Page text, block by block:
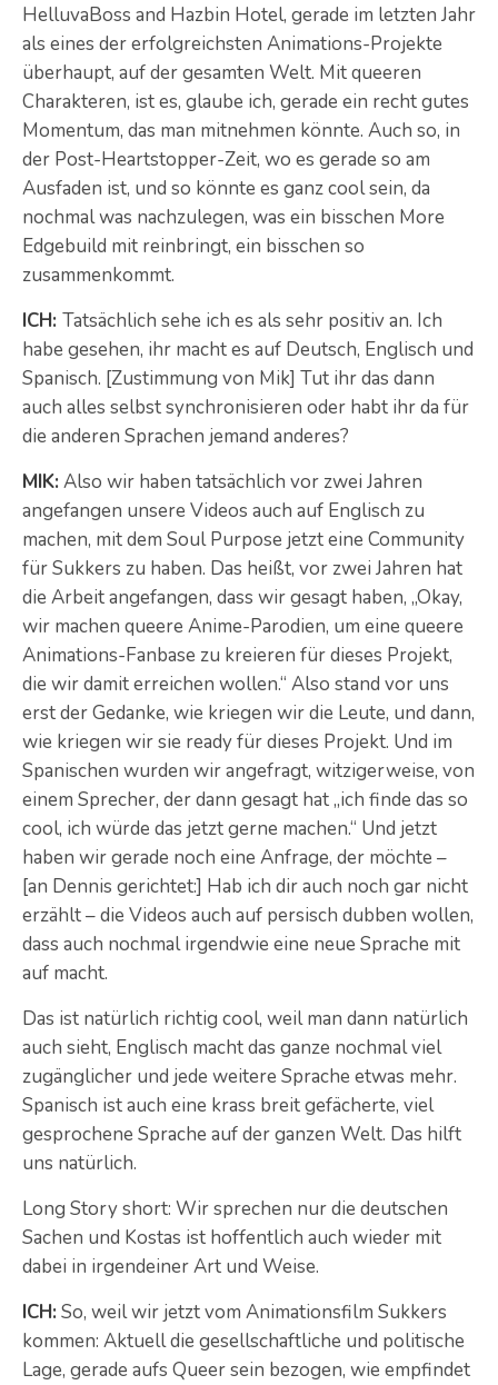
HelluvaBoss and Hazbin Hotel, gerade im letzten Jahr
als eines der erfolgreichsten Animations-Projekte
überhaupt, auf der gesamten Welt. Mit queeren
Charakteren, ist es, glaube ich, gerade ein recht gutes
Momentum, das man mitnehmen könnte. Auch so, in
der Post-Heartstopper-Zeit, wo es gerade so am
Ausfaden ist, und so könnte es ganz cool sein, da
nochmal was nachzulegen, was ein bisschen More
Edgebuild mit reinbringt, ein bisschen so
zusammenkommt.
ICH: Tatsächlich sehe ich es als sehr positiv an. Ich
habe gesehen, ihr macht es auf Deutsch, Englisch und
Spanisch. [Zustimmung von Mik] Tut ihr das dann
auch alles selbst synchronisieren oder habt ihr da für
die anderen Sprachen jemand anderes?
MIK: Also wir haben tatsächlich vor zwei Jahren
angefangen unsere Videos auch auf Englisch zu
machen, mit dem Soul Purpose jetzt eine Community
für Sukkers zu haben. Das heißt, vor zwei Jahren hat
die Arbeit angefangen, dass wir gesagt haben, „Okay,
wir machen queere Anime-Parodien, um eine queere
Animations-Fanbase zu kreieren für dieses Projekt,
die wir damit erreichen wollen.“ Also stand vor uns
erst der Gedanke, wie kriegen wir die Leute, und dann,
wie kriegen wir sie ready für dieses Projekt. Und im
Spanischen wurden wir angefragt, witzigerweise, von
einem Sprecher, der dann gesagt hat „ich finde das so
cool, ich würde das jetzt gerne machen.“ Und jetzt
haben wir gerade noch eine Anfrage, der möchte –
[an Dennis gerichtet:] Hab ich dir auch noch gar nicht
erzählt – die Videos auch auf persisch dubben wollen,
dass auch nochmal irgendwie eine neue Sprache mit
auf macht.
Das ist natürlich richtig cool, weil man dann natürlich
auch sieht, Englisch macht das ganze nochmal viel
zugänglicher und jede weitere Sprache etwas mehr.
Spanisch ist auch eine krass breit gefächerte, viel
gesprochene Sprache auf der ganzen Welt. Das hilft
uns natürlich.
Long Story short: Wir sprechen nur die deutschen
Sachen und Kostas ist hoffentlich auch wieder mit
dabei in irgendeiner Art und Weise.
ICH: So, weil wir jetzt vom Animationsfilm Sukkers
kommen: Aktuell die gesellschaftliche und politische
Lage, gerade aufs Queer sein bezogen, wie empfindet